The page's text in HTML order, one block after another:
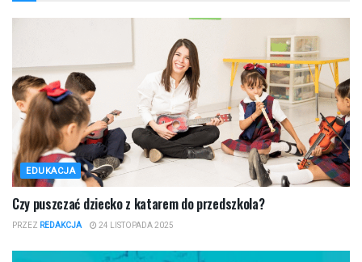
EDUKACJA
Czy puszczać dziecko z katarem do przedszkola?
PRZEZ REDAKCJA 24 LISTOPADA 2025